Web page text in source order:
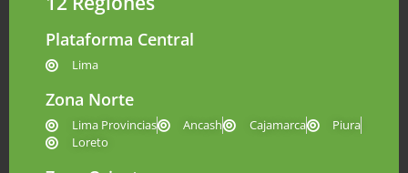
Plataforma Central
Lima
Zona Norte
Lima Provincias Ancash Cajamarca
Piura
Loreto